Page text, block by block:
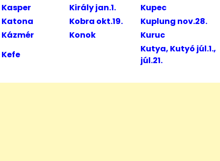
Kasper
Király jan.1.
Kupec
Katona
Kobra okt.19.
Kuplung nov.28.
Kázmér
Konok
Kuruc
Kefe
Kutya, Kutyó júl.1.,
júl.21.